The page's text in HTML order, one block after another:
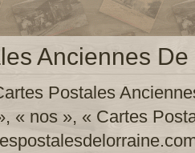
Anciennes
Postales
« nos », « Cartes